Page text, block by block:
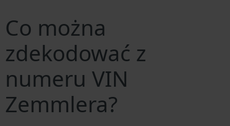
Co można
zdekodować z
numeru VIN
Zemmlera?